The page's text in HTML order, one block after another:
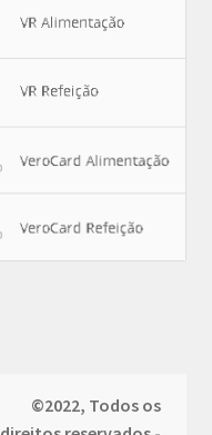
©2022, Todos os